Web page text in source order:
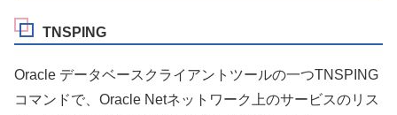
TNSPING
Oracle データベースクライアントツールの一つTNSPING
コマンドで、Oracle Netネットワーク上のサービスのリス